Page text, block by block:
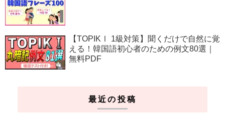
【TOPIKⅠ 1級対策】聞くだけで自然に覚
える！韓国語初心者のための例文80選｜
無料PDF
最近の投稿